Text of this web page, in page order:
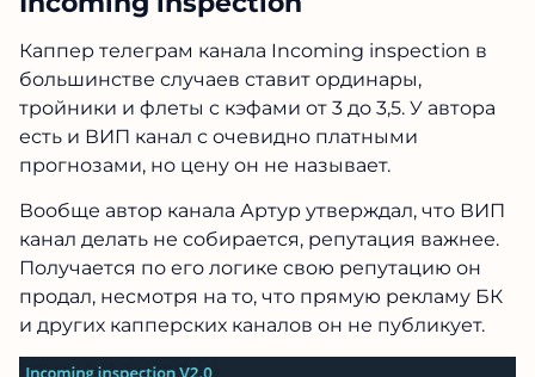
Каппер телеграм канала Incoming inspection в
большинстве случаев ставит ординары,
тройники и флеты с кэфами от 3 до 3,5. У автора
есть и ВИП канал с очевидно платными
прогнозами, но цену он не называет.
Вообще автор канала Артур утверждал, что ВИП
канал делать не собирается, репутация важнее.
Получается по его логике свою репутацию он
продал, несмотря на то, что прямую рекламу БК
и других капперских каналов он не публикует.